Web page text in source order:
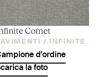
Comet
/ INFINITE
d'ordine
la foto